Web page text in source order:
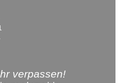
verpassen!